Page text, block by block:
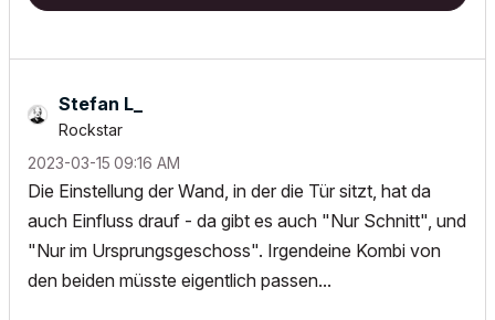
Stefan L_
Rockstar
‎2023-03-15 09:16 AM
Die Einstellung der Wand, in der die Tür sitzt, hat da
auch Einfluss drauf - da gibt es auch "Nur Schnitt", und
"Nur im Ursprungsgeschoss". Irgendeine Kombi von
den beiden müsste eigentlich passen...